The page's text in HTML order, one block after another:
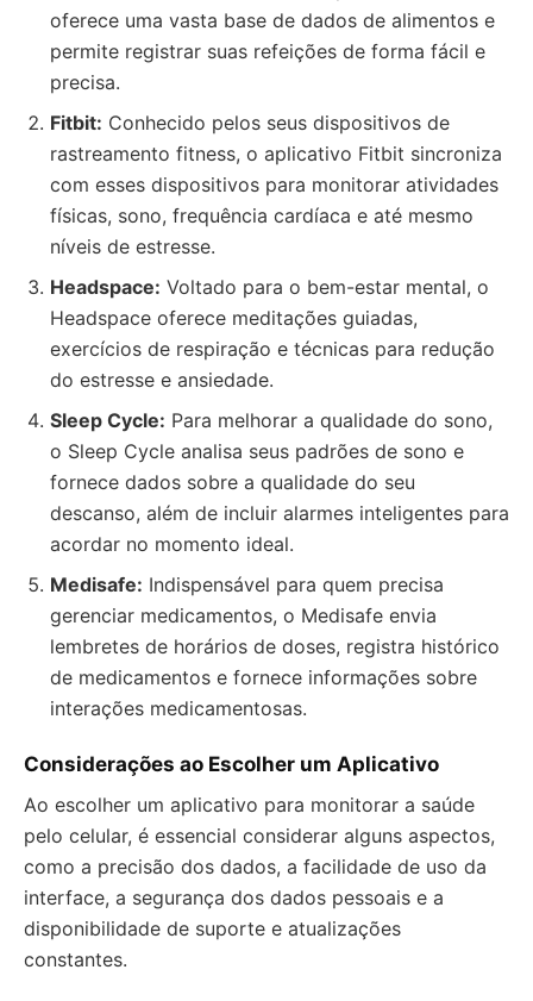
oferece uma vasta base de dados de alimentos e
permite registrar suas refeições de forma fácil e
precisa.
Fitbit: Conhecido pelos seus dispositivos de
rastreamento fitness, o aplicativo Fitbit sincroniza
com esses dispositivos para monitorar atividades
físicas, sono, frequência cardíaca e até mesmo
níveis de estresse.
Headspace: Voltado para o bem-estar mental, o
Headspace oferece meditações guiadas,
exercícios de respiração e técnicas para redução
do estresse e ansiedade.
Sleep Cycle: Para melhorar a qualidade do sono,
o Sleep Cycle analisa seus padrões de sono e
fornece dados sobre a qualidade do seu
descanso, além de incluir alarmes inteligentes para
acordar no momento ideal.
Medisafe: Indispensável para quem precisa
gerenciar medicamentos, o Medisafe envia
lembretes de horários de doses, registra histórico
de medicamentos e fornece informações sobre
interações medicamentosas.
Considerações ao Escolher um Aplicativo
Ao escolher um aplicativo para monitorar a saúde
pelo celular, é essencial considerar alguns aspectos,
como a precisão dos dados, a facilidade de uso da
interface, a segurança dos dados pessoais e a
disponibilidade de suporte e atualizações
constantes.